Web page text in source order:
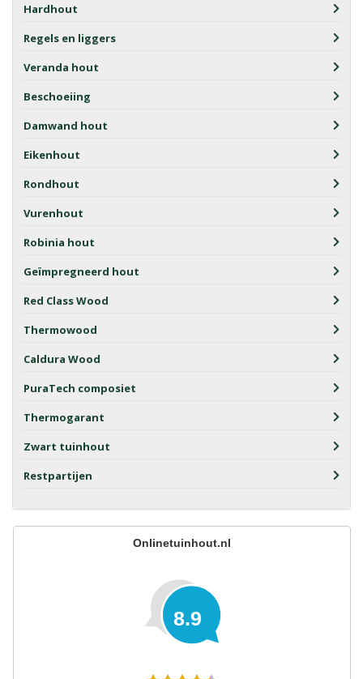
Hardhout
Regels en liggers
Veranda hout
Beschoeiing
Damwand hout
Eikenhout
Rondhout
Vurenhout
Robinia hout
Geïmpregneerd hout
Red Class Wood
Thermowood
Caldura Wood
PuraTech composiet
Thermogarant
Zwart tuinhout
Restpartijen
Onlinetuinhout.nl
8.9